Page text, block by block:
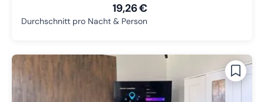
19,26 €
Durchschnitt pro Nacht & Person